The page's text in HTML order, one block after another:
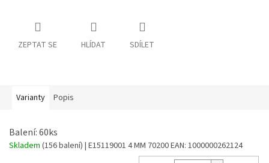
ZEPTAT SE HLÍDAT SDÍLET
Varianty Popis
Balení: 60ks
Skladem (156 balení) | E15119001 4 MM 70200EAN: 1000000262124